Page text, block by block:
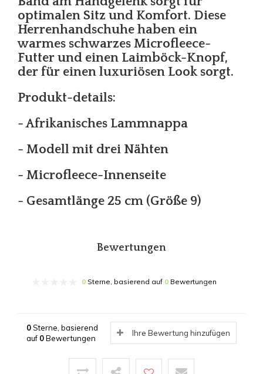
optimalen Sitz und Komfort. Diese
Herrenhandschuhe haben ein
warmes schwarzes Microfleece-
Futter und einen Laimböck-Knopf,
der für einen luxuriösen Look sorgt.
Produkt-details:
- Afrikanisches Lammnappa
- Modell mit drei Nähten
- Microfleece-Innenseite
- Gesamtlänge 25 cm (Größe 9)
Bewertungen
0 Sterne, basierend auf 0 Bewertungen
0Sterne, basierend
auf 0Bewertungen
Ihre Bewertung hinzufügen